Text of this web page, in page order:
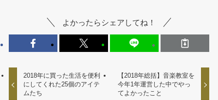
よかったらシェアしてね！
2018年に買った生活を便利
にしてくれた25個のアイテ
ムたち
【2018年総括】音楽教室を
今年1年運営した中でやっ
てよかったこと